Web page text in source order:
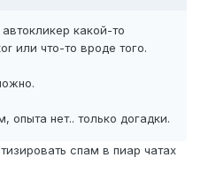
какой-то
или что-то вроде того.
опыта нет.. только догадки.
спам в пиар чатах